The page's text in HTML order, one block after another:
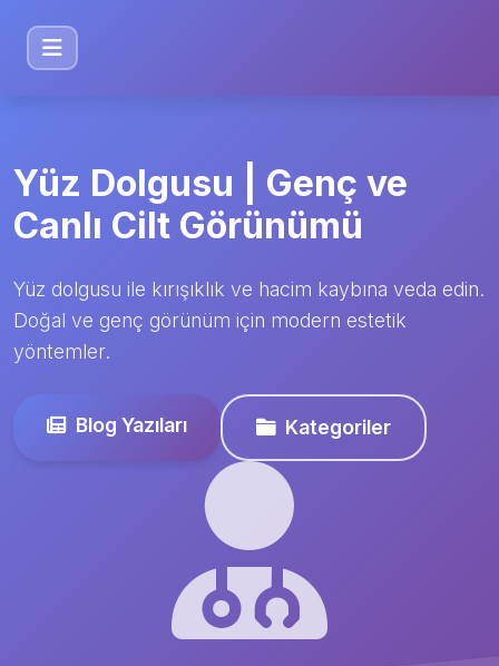
Yüz Dolgusu | Genç ve
Canlı Cilt Görünümü
Yüz dolgusu ile kırışıklık ve hacim kaybına veda edin.
Doğal ve genç görünüm için modern estetik
yöntemler.
Blog Yazıları Kategoriler